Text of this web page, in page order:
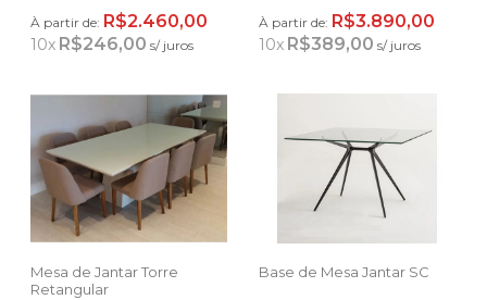
À partir de: R$2.460,00
10x R$246,00 s/ juros
À partir de: R$3.890,00
10x R$389,00 s/ juros
Mesa de Jantar Torre
Retangular
Base de Mesa Jantar SC